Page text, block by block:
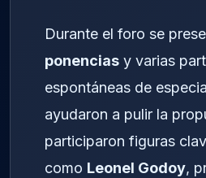
Durante el foro se
ponencias y varias
espontáneas de
ayudaron a pulir la
participaron figuras
como Leonel Godoy,